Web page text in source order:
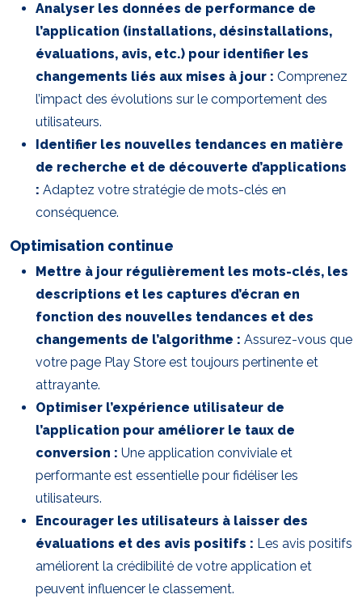
Analyser les données de performance de
l’application (installations, désinstallations,
évaluations, avis, etc.) pour identifier les
changements liés aux mises à jour : Comprenez
l’impact des évolutions sur le comportement des
utilisateurs.
Identifier les nouvelles tendances en matière
de recherche et de découverte d’applications
: Adaptez votre stratégie de mots-clés en
conséquence.
Optimisation continue
Mettre à jour régulièrement les mots-clés, les
descriptions et les captures d’écran en
fonction des nouvelles tendances et des
changements de l’algorithme : Assurez-vous que
votre page Play Store est toujours pertinente et
attrayante.
Optimiser l’expérience utilisateur de
l’application pour améliorer le taux de
conversion : Une application conviviale et
performante est essentielle pour fidéliser les
utilisateurs.
Encourager les utilisateurs à laisser des
évaluations et des avis positifs : Les avis positifs
améliorent la crédibilité de votre application et
peuvent influencer le classement.